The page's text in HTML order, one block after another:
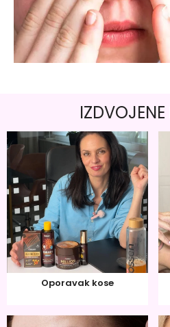
IZDVOJENE
Oporavak kose